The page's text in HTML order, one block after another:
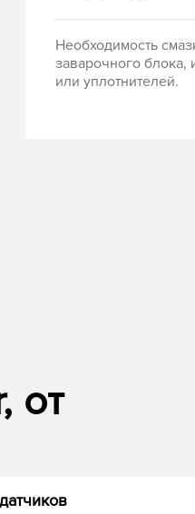
Необходимость
заварочного блока,
или уплотнителей.
от